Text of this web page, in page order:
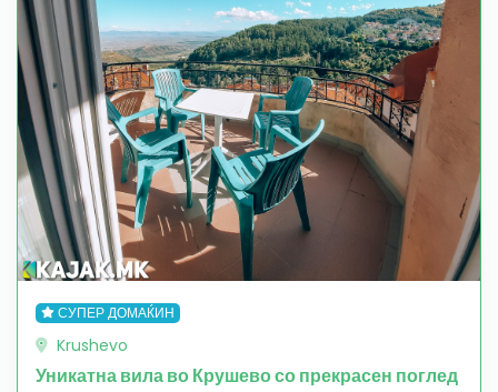
СУПЕР ДОМАЌИН
Krushevo
Уникатна вила во Крушево со прекрасен поглед